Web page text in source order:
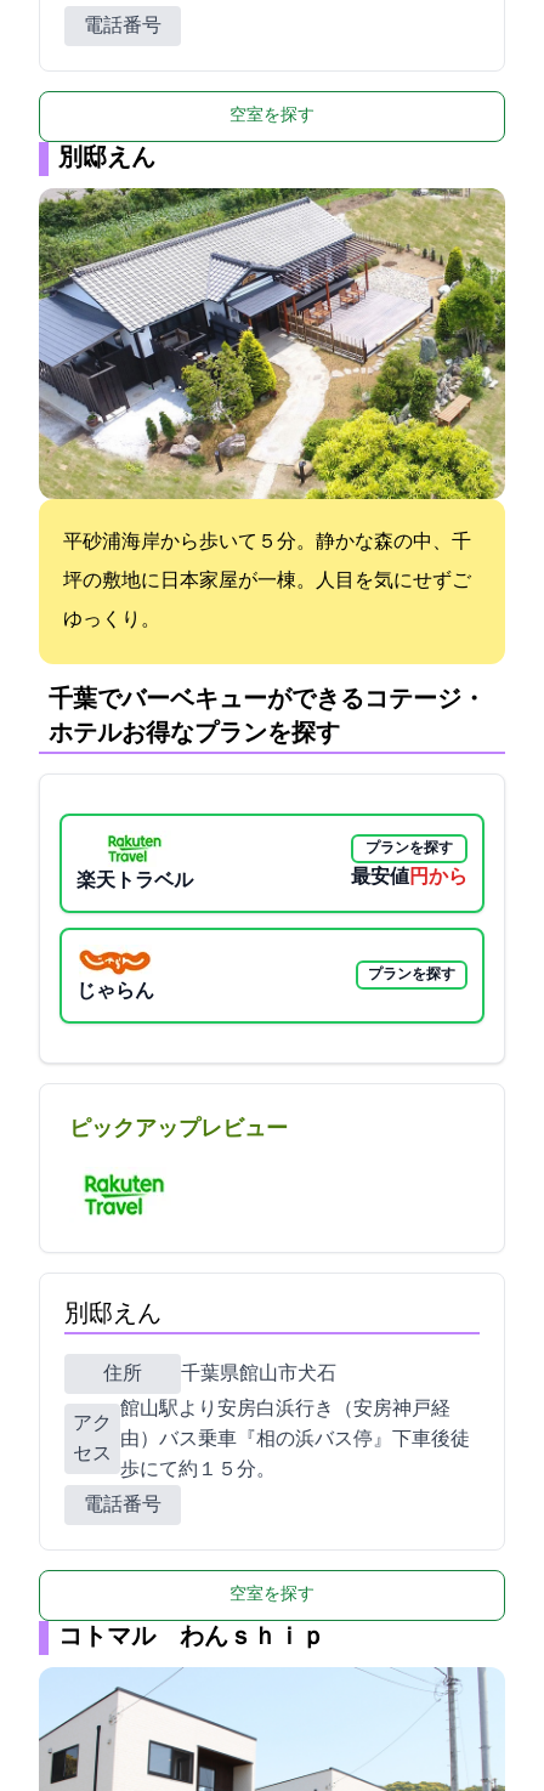
電話番号
空室を探す
別邸えん
平砂浦海岸から歩いて５分。静かな森の中、千
坪の敷地に日本家屋が一棟。人目を気にせずご
ゆっくり。
千葉でバーベキューができるコテージ・
ホテル:お得なプランを探す
楽天トラベル
プランを探す
最安値13200円から
じゃらん
プランを探す
ピックアップレビュー
別邸えん
住所 千葉県館山市犬石1678-36
アク
セス
館山駅より安房白浜行き（安房神戸経
由）バス乗車『相の浜バス停』下車後徒
歩にて約１５分。
電話番号
空室を探す
コトマル わんｓｈｉｐ